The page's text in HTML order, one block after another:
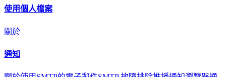
使用個人檔案
關於
通知